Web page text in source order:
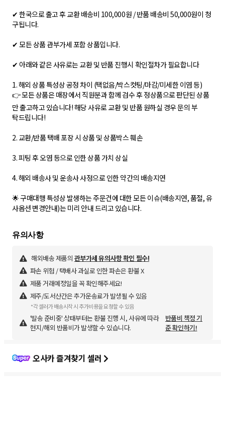
✔ 한국으로 출고 후 교환 배송비 100,000원 / 반품 배송비 50,000원이 청
구됩니다.
✔ 모든 상품 관부가세 포함 상품입니다.
✔ 아래와 같은 사유로는 교환 및 반품 진행시 확인절차가 필요합니다
1. 해외 상품 특성상 공정 차이 (택없음/박스컷팅/마감/미세한 이염 등)
👉 모든 상품은 매장에서 직원분과 함께 검수 후 정상품으로 판단된 상품
만 출고하고 있습니다! 해당 사유로 교환 및 반품 원하실 경우 문의 부
탁드립니다!
2. 교환/반품 택배 포장 시 상품 및 상품박스 훼손
3. 피팅 후 오염 등으로 인한 상품 가치 상실
4. 해외 배송사 및 운송사 사정으로 인한 약간의 배송지연
🌟 구매대행 특성상 발생하는 주문건에 대한 모든 이슈(배송지연, 품절, 유
사옵션 변경안내)는 미리 안내 드리고 있습니다.
유의사항
해외배송 제품의 관부가세 유의사항 확인 필수!
파손 위험 / 택배사 과실로 인한 파손은 환불 X
제품 거래예정일을 꼭 확인해주세요!
제주/도서산간은 추가운송료가 발생될 수 있음
*각 셀러가 배송시작 시 추가비용을 요청할 수 있음
'발송 준비중' 상태부터는 환불 진행 시, 사유에 따라
현지/해외 반품비가 발생할 수 있습니다.
반품비 책정 기
준 확인하기!
오사카 즐겨찾기 셀러